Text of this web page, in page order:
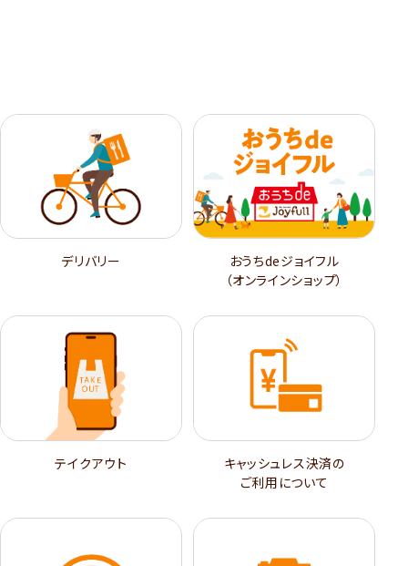
デリバリー
おうちdeジョイフル
（オンラインショップ）
テイクアウト
キャッシュレス決済の
ご利用について